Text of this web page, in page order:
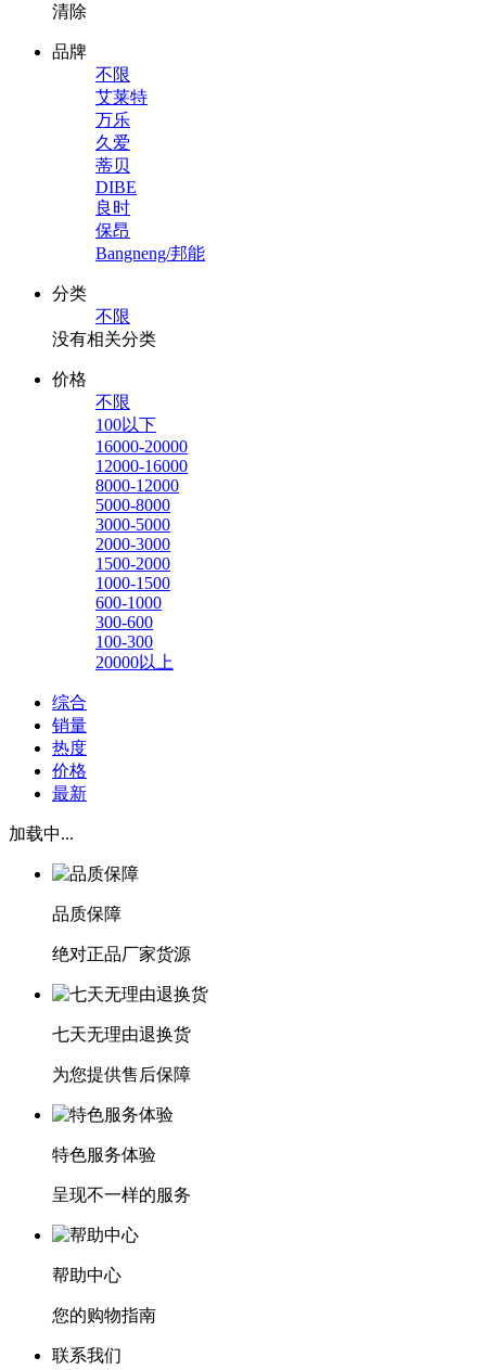
清除
品牌
不限
艾莱特
万乐
久爱
蒂贝
DIBE
良时
保昂
Bangneng/邦能
分类
不限
没有相关分类
价格
不限
100以下
16000-20000
12000-16000
8000-12000
5000-8000
3000-5000
2000-3000
1500-2000
1000-1500
600-1000
300-600
100-300
20000以上
综合
销量
热度
价格
最新
加载中...
品质保障
绝对正品厂家货源
七天无理由退换货
为您提供售后保障
特色服务体验
呈现不一样的服务
帮助中心
您的购物指南
联系我们